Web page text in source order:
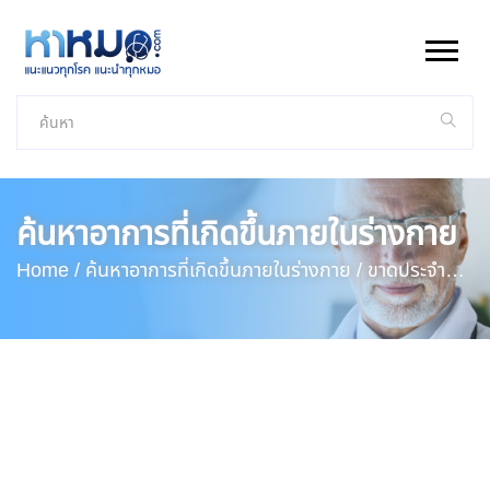
ค้นหาอาการที่เกิดขึ้นภายในร่างกาย
Home / ค้นหาอาการที่เกิดขึ้นภายในร่างกาย / ขาดประจำ